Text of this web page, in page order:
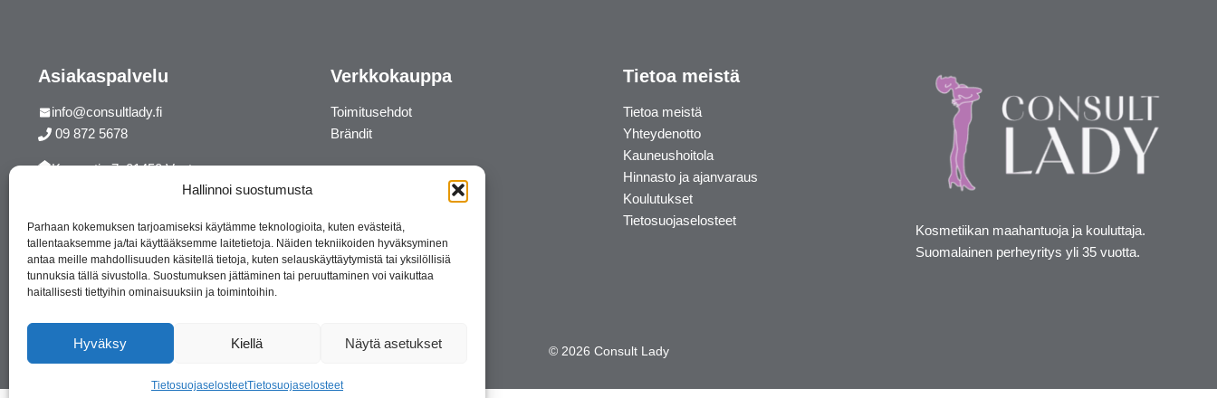
Hallinnoi suostumusta
Parhaan kokemuksen tarjoamiseksi käytämme teknologioita, kuten evästeitä,
tallentaaksemme ja/tai käyttääksemme laitetietoja. Näiden tekniikoiden hyväksyminen
antaa meille mahdollisuuden käsitellä tietoja, kuten selauskäyttäytymistä tai yksilöllisiä
tunnuksia tällä sivustolla. Suostumuksen jättäminen tai peruuttaminen voi vaikuttaa
haitallisesti tiettyihin ominaisuuksiin ja toimintoihin.
Hyväksy Kiellä Näytä asetukset
TietosuojaselosteetTietosuojaselosteet
Asiakaspalvelu
info@consultlady.fi
09 872 5678
Korsontie 7, 01450 Vantaa
Verkkokauppa
Toimitusehdot
Brändit
Tietoa meistä
Tietoa meistä
Yhteydenotto
Kauneushoitola
Hinnasto ja ajanvaraus
Koulutukset
Tietosuojaselosteet
Kosmetiikan maahantuoja ja kouluttaja.
Suomalainen perheyritys yli 35 vuotta.
© 2026 Consult Lady